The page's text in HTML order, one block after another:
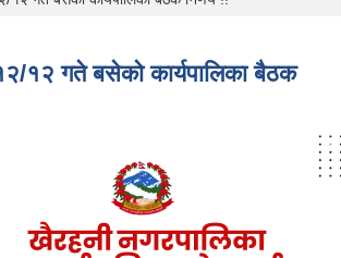
१२ गते बसेको कार्यपालिका बैठक